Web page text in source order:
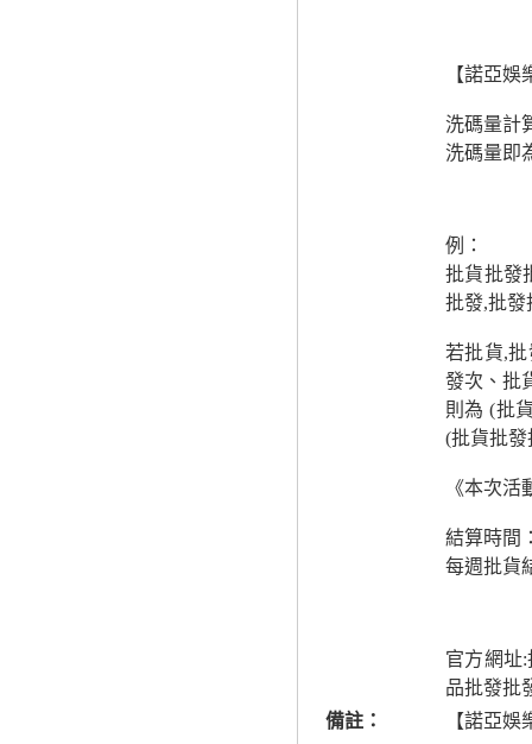
【諾亞
洗碼量計
洗碼量即
例：
批貨批發
批發,批發
若批貨,
發次、批
則為 (批
(批貨批
《本次
結算時間
每週批貨
官方網址
品批發批
備註：
【諾亞